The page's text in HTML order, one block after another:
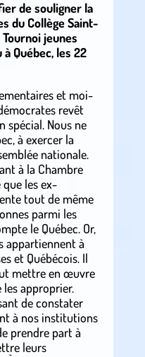
de souligner la
du Collège Saint-
jeunes
Québec, les 22
et moi-
revêt
spécial. Nous ne
à exercer la
nationale.
à la Chambre
les ex-
tout de même
parmi les
le Québec. Or,
appartiennent à
et Québécois. Il
mettre en œuvre
approprier.
de constater
à nos institutions
prendre part à
leurs